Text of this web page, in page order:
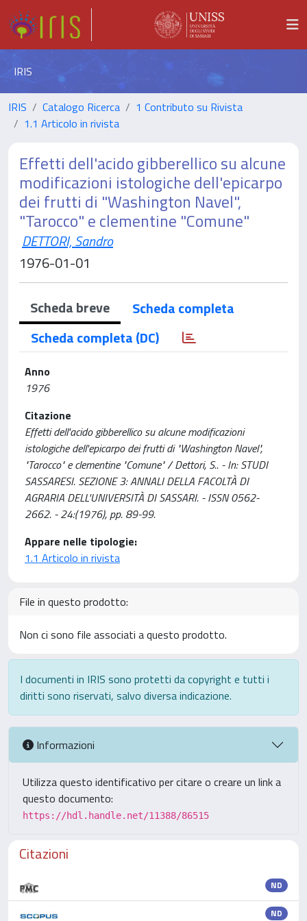
IRIS
IRIS Catalogo Ricerca
1 Contributo su Rivista
1.1 Articolo in rivista
Effetti dell'acido gibberellico su alcune
modificazioni istologiche dell'epicarpo
dei frutti di "Washington Navel",
"Tarocco" e clementine "Comune"
DETTORI, Sandro
1976-01-01
Scheda breve
Scheda completa
Scheda completa (DC)
Anno
1976
Citazione
Effetti dell'acido gibberellico su alcune modificazioni
istologiche dell'epicarpo dei frutti di "Washington Navel",
"Tarocco" e clementine "Comune" / Dettori, S.. - In: STUDI
SASSARESI. SEZIONE 3: ANNALI DELLA FACOLTÀ DI
AGRARIA DELL'UNIVERSITÀ DI SASSARI. - ISSN 0562-
2662. - 24:(1976), pp. 89-99.
Appare nelle tipologie:
1.1 Articolo in rivista
File in questo prodotto:
Non ci sono file associati a questo prodotto.
I documenti in IRIS sono protetti da copyright e tutti i
diritti sono riservati, salvo diversa indicazione.
Informazioni
Utilizza questo identificativo per citare o creare un link a
questo documento:
https://hdl.handle.net/11388/86515
Citazioni
ND
ND